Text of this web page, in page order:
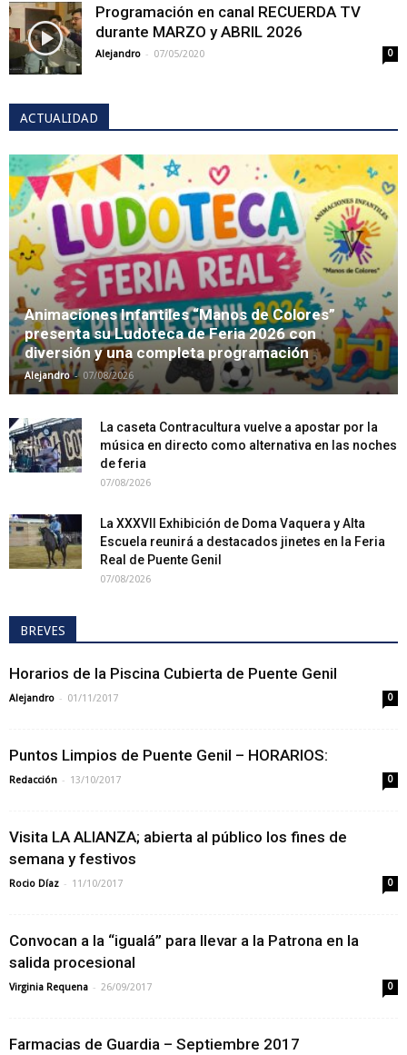
Programación en canal RECUERDA TV
durante MARZO y ABRIL 2026
Alejandro - 07/05/2020 0
ACTUALIDAD
Animaciones Infantiles “Manos de Colores”
presenta su Ludoteca de Feria 2026 con
diversión y una completa programación
Alejandro - 07/08/2026
La caseta Contracultura vuelve a apostar por la
música en directo como alternativa en las noches
de feria
07/08/2026
La XXXVII Exhibición de Doma Vaquera y Alta
Escuela reunirá a destacados jinetes en la Feria
Real de Puente Genil
07/08/2026
BREVES
Horarios de la Piscina Cubierta de Puente Genil
Alejandro - 01/11/2017 0
Puntos Limpios de Puente Genil – HORARIOS:
Redacción - 13/10/2017 0
Visita LA ALIANZA; abierta al público los fines de
semana y festivos
Rocio Díaz - 11/10/2017 0
Convocan a la “igualá” para llevar a la Patrona en la
salida procesional
Virginia Requena - 26/09/2017 0
Farmacias de Guardia – Septiembre 2017